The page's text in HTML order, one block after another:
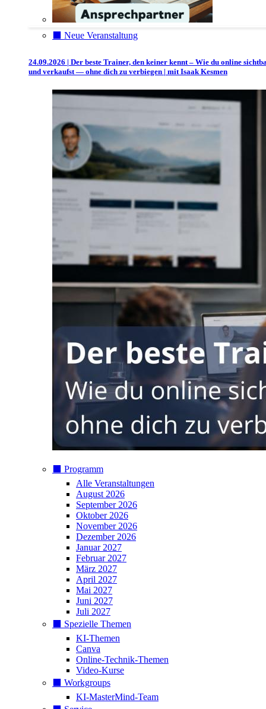
⬛️ Neue Veranstaltung
24.09.2026 | Der beste Trainer, den keiner kennt – Wie du online
und verkaufst — ohne dich zu verbiegen | mit Isaak Kesmen
⬛️ Programm
Alle Veranstaltungen
August 2026
September 2026
Oktober 2026
November 2026
Dezember 2026
Januar 2027
Februar 2027
März 2027
April 2027
Mai 2027
Juni 2027
Juli 2027
⬛️ Spezielle Themen
KI-Themen
Canva
Online-Technik-Themen
Video-Kurse
⬛️ Workgroups
KI-MasterMind-Team